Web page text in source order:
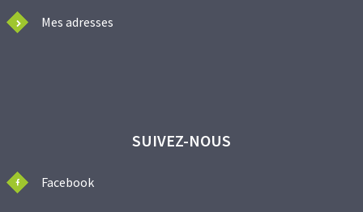
Mes adresses
SUIVEZ-NOUS
Facebook